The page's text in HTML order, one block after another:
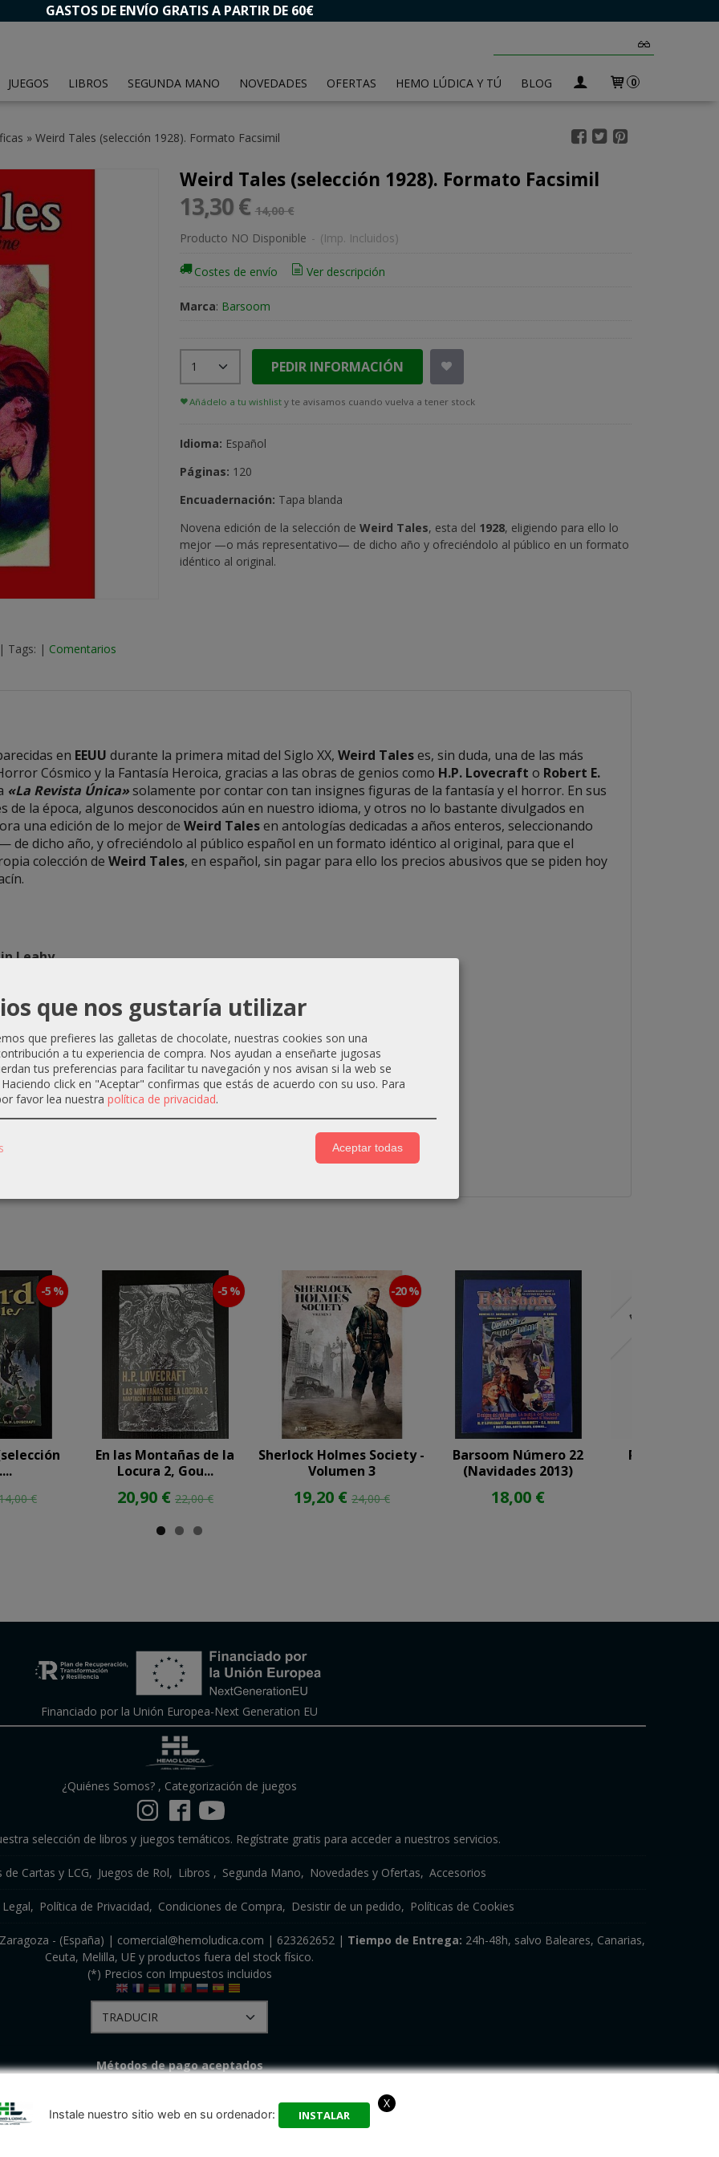
GASTOS DE ENVÍO GRATIS A PARTIR DE 60€
JUEGOS LIBROS SEGUNDA MANO NOVEDADES OFERTAS HEMO LÚDICA Y TÚ BLOG 0
» Weird Tales (selección 1928). Formato Facsimil
Weird Tales (selección 1928). Formato Facsimil
13,30 € 14,00 €
Producto NO Disponible - (Imp. Incluidos)
Costes de envío Ver descripción
Marca: Barsoom
PEDIR INFORMACIÓN
Añádelo a tu wishlisty te avisamos cuando vuelva a tener stock
Idioma: Español
Páginas: 120
Encuadernación: Tapa blanda
Novena edición de la selección de Weird Tales, esta del 1928, eligiendo para ello lo
mejor —o más representativo— de dicho año y ofreciéndolo al público en un formato
idéntico al original.
| Tags: | Comentarios
en EEUU durante la primera mitad del Siglo XX,Weird Taleses, sin duda, una de las más
Cósmico y la Fantasía Heroica, gracias a las obras de genios como H.P. Lovecrafto Robert E.
«La Revista Única»solamente por contar con tan insignes figuras de la fantasía y el horror. En sus
la época, algunos desconocidos aún en nuestro idioma, y otros no lo bastante divulgados en
una edición de lo mejor deWeird Talesen antologías dedicadas a años enteros, seleccionando
dicho año, y ofreciéndolo al público español en un formato idéntico al original, para que el
colección de Weird Tales, en español, sin pagar para ello los precios abusivos que se piden hoy
Leahy
Long Jr.
(Thomas Lanier Williams)
-5 %
€
-5 %
En las Montañas de la
Locura 2, Gou...
20,90 € 22,00 €
-20 %
Sherlock Holmes Society -
Volumen 3
19,20 € 24,00 €
Barsoom Número 22
(Navidades 2013)
18,00 €
Agotado
Providence
Financiado por la Unión Europea-Next Generation EU
¿Quiénes Somos? , Categorización de juegos
selección de libros y juegos temáticos. Regístrate gratis para acceder a nuestros servicios.
de Cartas y LCG Juegos de Rol Libros Segunda Mano Novedades y Ofertas Accesorios
Política de Privacidad Condiciones de Compra Desistir de un pedido Políticas de Cookies
- (España) | comercial@hemoludica.com | 623262652 | Tiempo de Entrega: 24h-48h, salvo Baleares, Canarias,
Ceuta, Melilla, UE y productos fuera del stock físico.
(*) Precios con Impuestos incluidos
Métodos de pago aceptados
Instale nuestro sitio web en su ordenador: INSTALAR
X
que nos gustaría utilizar
que prefieres las galletas de chocolate, nuestras cookies son una
a tu experiencia de compra. Nos ayudan a enseñarte jugosas
tus preferencias para facilitar tu navegación y nos avisan si la web se
click en "Aceptar" confirmas que estás de acuerdo con su uso. Para
favor lea nuestra política de privacidad.
Aceptar todas